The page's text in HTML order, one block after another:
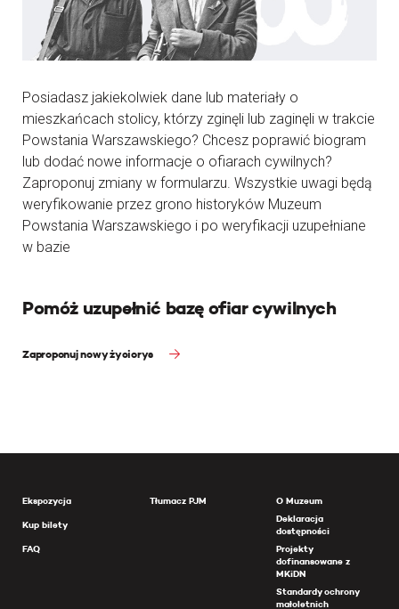
Posiadasz jakiekolwiek dane lub materiały o
mieszkańcach stolicy, którzy zginęli lub zaginęli w trakcie
Powstania Warszawskiego? Chcesz poprawić biogram
lub dodać nowe informacje o ofiarach cywilnych?
Zaproponuj zmiany w formularzu. Wszystkie uwagi będą
weryfikowanie przez grono historyków Muzeum
Powstania Warszawskiego i po weryfikacji uzupełniane
w bazie
Pomóż uzupełnić bazę ofiar cywilnych
Zaproponuj nowy życiorys
Ekspozycja
Kup bilety
FAQ
Tłumacz PJM
O Muzeum
Deklaracja
dostępności
Projekty
dofinansowane z
MKiDN
Standardy ochrony
małoletnich